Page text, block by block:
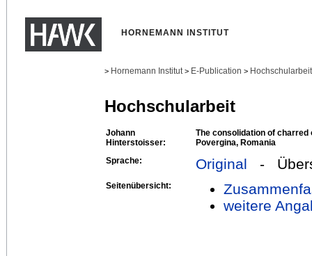
HORNEMANN INSTITUT
> Hornemann Institut > E-Publication >
Hochschularbeit
Johann
Hinterstoisser:
The consolidation of charred
Povergina, Romania
Sprache:
Original -
Seitenübersicht:
weitere